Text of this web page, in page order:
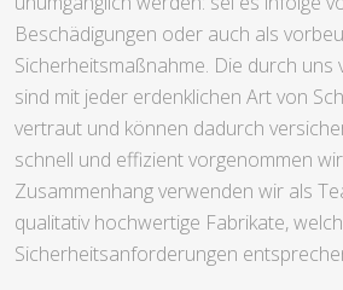
Beschädigungen oder auch als
Sicherheitsmaßnahme. Die durch uns
sind mit jeder erdenklichen Art von
vertraut und können dadurch
schnell und effizient vorgenommen
Zusammenhang verwenden wir als
qualitativ hochwertige Fabrikate,
Sicherheitsanforderungen